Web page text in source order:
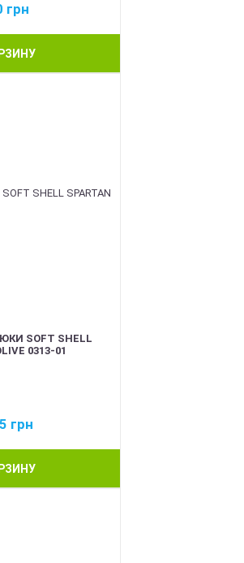
грн
SOFT SHELL
0313-01
грн